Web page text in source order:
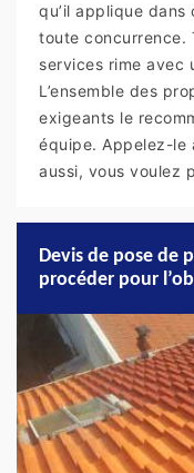
qu’il applique
toute concurrence.
services rime avec
L’ensemble des
exigeants le
équipe. Appelez-le
aussi, vous voulez
Devis de pose de
procéder pour